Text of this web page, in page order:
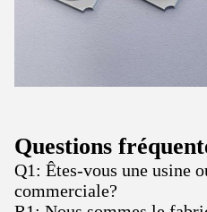
Questions
Q1: Êtes-vous une usine
commerciale?